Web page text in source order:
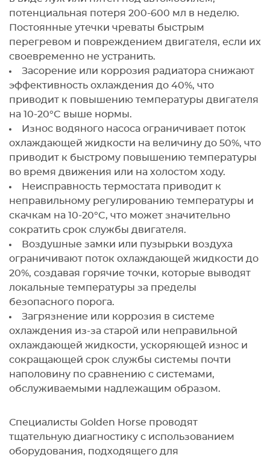
потенциальная потеря 200-600 мл в неделю.
Постоянные утечки чреваты быстрым
перегревом и повреждением двигателя, если их
своевременно не устранить.
Засорение или коррозия радиатора снижают
эффективность охлаждения до 40%, что
приводит к повышению температуры двигателя
на 10-20°C выше нормы.
Износ водяного насоса ограничивает поток
охлаждающей жидкости на величину до 50%, что
приводит к быстрому повышению температуры
во время движения или на холостом ходу.
Неисправность термостата приводит к
неправильному регулированию температуры и
скачкам на 10-20°C, что может значительно
сократить срок службы двигателя.
Воздушные замки или пузырьки воздуха
ограничивают поток охлаждающей жидкости до
20%, создавая горячие точки, которые выводят
локальные температуры за пределы
безопасного порога.
Загрязнение или коррозия в системе
охлаждения из-за старой или неправильной
охлаждающей жидкости, ускоряющей износ и
сокращающей срок службы системы почти
наполовину по сравнению с системами,
обслуживаемыми надлежащим образом.
Специалисты Golden Horse проводят
тщательную диагностику с использованием
оборудования, подходящего для